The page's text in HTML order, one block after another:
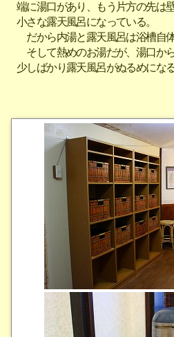
端に湯口があり、もう片方の先は
小さな露天風呂になっている。
だから内湯と露天風呂は浴槽自
そして熱めのお湯だが、湯口か
少しばかり露天風呂がぬるめにな